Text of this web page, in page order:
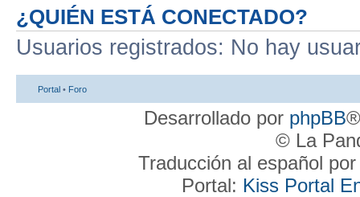
¿QUIÉN ESTÁ CONECTADO?
Usuarios registrados: No hay
Portal • Foro
Desarrollado por phpBB
© La
Traducción al español
Portal: Kiss Portal